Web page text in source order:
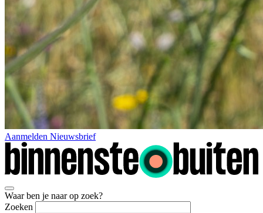
Aanmelden Nieuwsbrief
Waar ben je naar op zoek?
Zoeken